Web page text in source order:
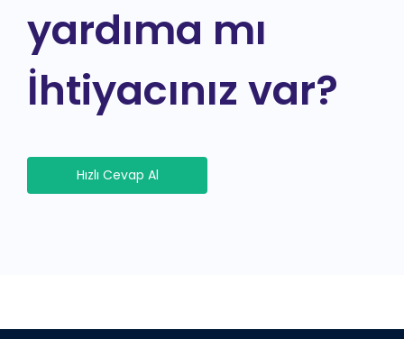
yardıma mı
İhtiyacınız var?
Hızlı Cevap Al